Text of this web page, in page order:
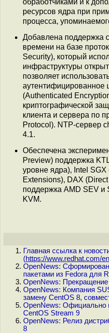
ресурсов ядра при
процесса,
Добавлена поддержка
времени на базе
Security), который
инфраструктуры
позволяет
(Authenticated
криптографической
клиента и сервера по
Protocol). NTP-сервер
4.1.
Обеспечена
Preview) поддержка
уровне ядра), Intel SGX
Extensions), DAX
поддержка AMD SEV и
KVM.
Главная ссылка к
(https://www.redhat.com/
OpenNews:
пакетами из Fedora для
OpenNews:
OpenNews: Компания
замену CentOS 8,
OpenNews: Официально
CentOS Stream 9
OpenNews: Релиз
8